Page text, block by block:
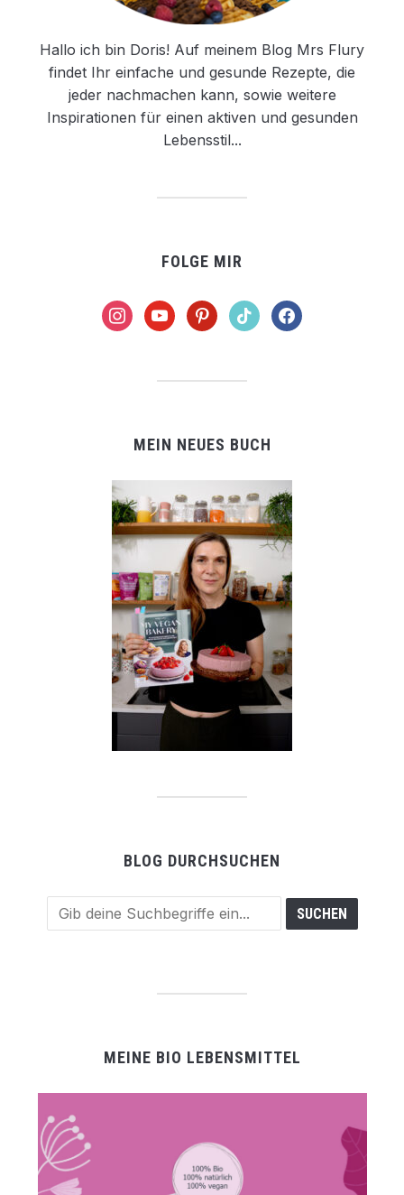
Hallo ich bin Doris! Auf meinem Blog Mrs Flury
findet Ihr einfache und gesunde Rezepte, die
jeder nachmachen kann, sowie weitere
Inspirationen für einen aktiven und gesunden
Lebensstil...
FOLGE MIR
instagramyoutubepinteresttiktok facebook
MEIN NEUES BUCH
BLOG DURCHSUCHEN
MEINE BIO LEBENSMITTEL